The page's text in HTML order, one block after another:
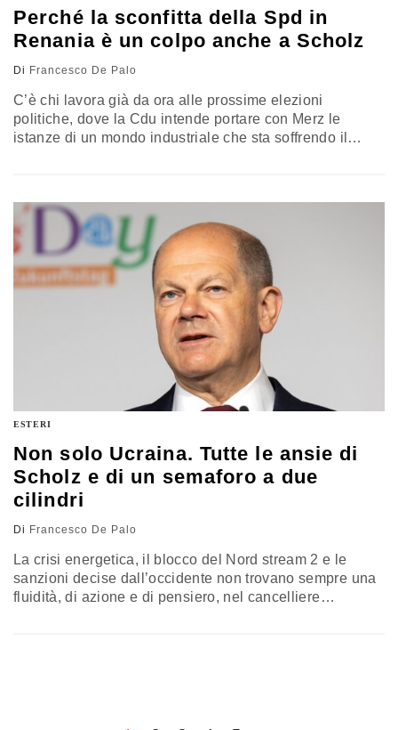
Perché la sconfitta della Spd in
Renania è un colpo anche a Scholz
Di Francesco De Palo
C’è chi lavora già da ora alle prossime elezioni
politiche, dove la Cdu intende portare con Merz le
istanze di un mondo industriale che sta soffrendo il
ESTERI
Non solo Ucraina. Tutte le ansie di
Scholz e di un semaforo a due
cilindri
Di Francesco De Palo
La crisi energetica, il blocco del Nord stream 2 e le
sanzioni decise dall’occidente non trovano sempre una
fluidità, di azione e di pensiero, nel cancelliere